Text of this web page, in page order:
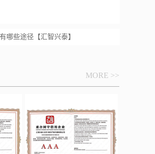
哪些途径【汇智兴泰】
MORE >>